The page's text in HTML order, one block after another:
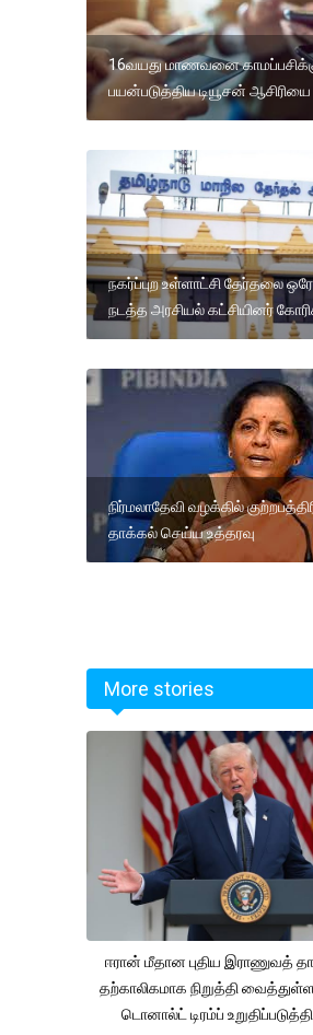
16வயது மாணவனை
பயன்படுத்திய டியூசன்
நகர்ப்புற உள்ளாட்சி தேர்தலை
நடத்த அரசியல் கட்சியினர்
நிர்மலாதேவி வழக்கில்
தாக்கல் செய்ய உத்தரவு
More stories
ஈரான் மீதான புதிய இராணுவத்
தற்காலிகமாக நிறுத்தி
டொனால்ட் டிரம்ப்